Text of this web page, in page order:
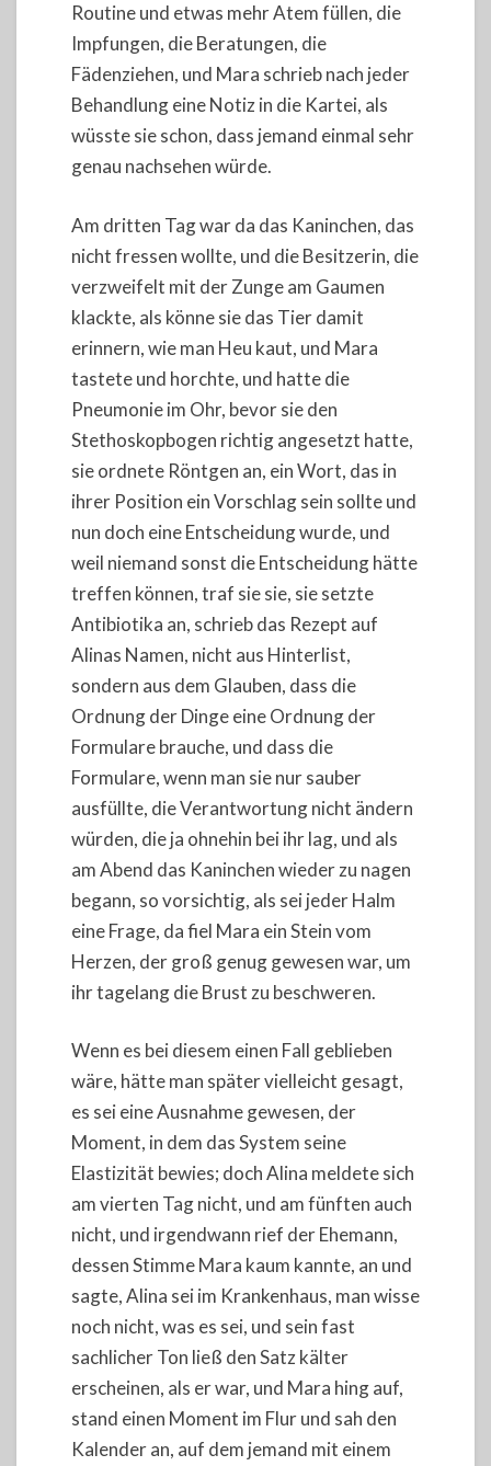
Routine und etwas mehr Atem füllen, die
Impfungen, die Beratungen, die
Fädenziehen, und Mara schrieb nach jeder
Behandlung eine Notiz in die Kartei, als
wüsste sie schon, dass jemand einmal sehr
genau nachsehen würde.
Am dritten Tag war da das Kaninchen, das
nicht fressen wollte, und die Besitzerin, die
verzweifelt mit der Zunge am Gaumen
klackte, als könne sie das Tier damit
erinnern, wie man Heu kaut, und Mara
tastete und horchte, und hatte die
Pneumonie im Ohr, bevor sie den
Stethoskopbogen richtig angesetzt hatte,
sie ordnete Röntgen an, ein Wort, das in
ihrer Position ein Vorschlag sein sollte und
nun doch eine Entscheidung wurde, und
weil niemand sonst die Entscheidung hätte
treffen können, traf sie sie, sie setzte
Antibiotika an, schrieb das Rezept auf
Alinas Namen, nicht aus Hinterlist,
sondern aus dem Glauben, dass die
Ordnung der Dinge eine Ordnung der
Formulare brauche, und dass die
Formulare, wenn man sie nur sauber
ausfüllte, die Verantwortung nicht ändern
würden, die ja ohnehin bei ihr lag, und als
am Abend das Kaninchen wieder zu nagen
begann, so vorsichtig, als sei jeder Halm
eine Frage, da fiel Mara ein Stein vom
Herzen, der groß genug gewesen war, um
ihr tagelang die Brust zu beschweren.
Wenn es bei diesem einen Fall geblieben
wäre, hätte man später vielleicht gesagt,
es sei eine Ausnahme gewesen, der
Moment, in dem das System seine
Elastizität bewies; doch Alina meldete sich
am vierten Tag nicht, und am fünften auch
nicht, und irgendwann rief der Ehemann,
dessen Stimme Mara kaum kannte, an und
sagte, Alina sei im Krankenhaus, man wisse
noch nicht, was es sei, und sein fast
sachlicher Ton ließ den Satz kälter
erscheinen, als er war, und Mara hing auf,
stand einen Moment im Flur und sah den
Kalender an, auf dem jemand mit einem